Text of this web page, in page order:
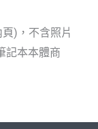
)，不含照片
記本本體商